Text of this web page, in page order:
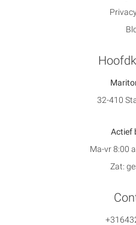
32-410
Actief
Ma-vr 8:00
Zat: